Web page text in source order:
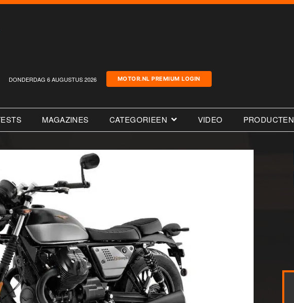
DONDERDAG 6 AUGUSTUS 2026 MOTOR.NL PREMIUM LOGIN
MAGAZINES CATEGORIEEN VIDEO PRODUCTEN